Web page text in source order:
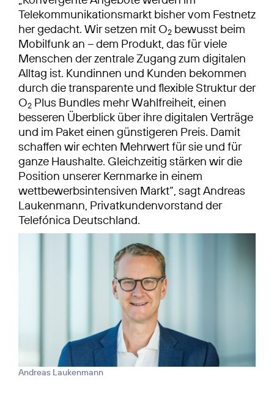
Telekommunikationsmarkt bisher vom Festnetz
her gedacht. Wir setzen mit O2 bewusst beim
Mobilfunk an – dem Produkt, das für viele
Menschen der zentrale Zugang zum digitalen
Alltag ist. Kundinnen und Kunden bekommen
durch die transparente und flexible Struktur der
O2 Plus Bundles mehr Wahlfreiheit, einen
besseren Überblick über ihre digitalen Verträge
und im Paket einen günstigeren Preis. Damit
schaffen wir echten Mehrwert für sie und für
ganze Haushalte. Gleichzeitig stärken wir die
Position unserer Kernmarke in einem
wettbewerbsintensiven Markt“, sagt Andreas
Laukenmann, Privatkundenvorstand der
Telefónica Deutschland.
Andreas Laukenmann